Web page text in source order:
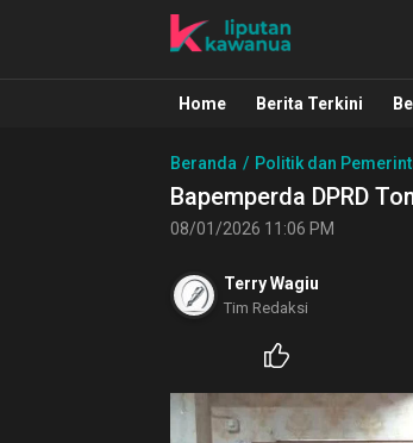
Liputan Kawanua
Berita Manado,
Home Berita Terkini
Beranda Politik dan
Bapemperda DPRD
08/01/2026 11:06 PM
Terry Wagiu
Tim Redaksi